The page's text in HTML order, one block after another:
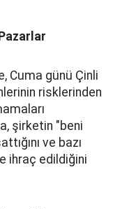
Cuma günü Çinli
risklerinden
şirketin "beni
ve bazı
ihraç edildiğini